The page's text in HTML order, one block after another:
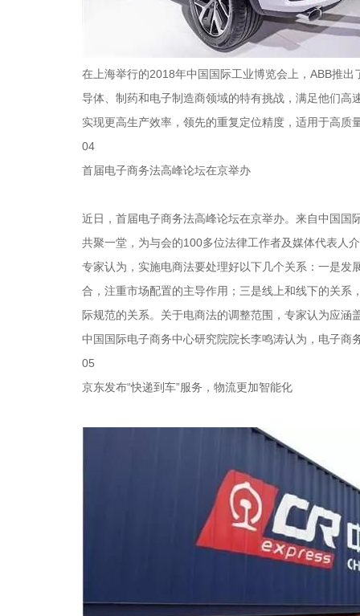
在上海举行的2018年中国国际工业博览会上，ABB推
导体、制药和电子制造商领域的特有挑战，满足他们
实现更高生产效率，领先的重复定位精度，适用于高质
04
首届电子商务法高峰论坛在京举办
近日，首届电子商务法高峰论坛在京举办。来自中国
共聚一堂，为与会的100多位法律工作者及媒体代表人
专家认为，实施电商法要处理好以下几个关系：一是
合，注重市场配置的主导作用；三是线上和线下的关
际规范的关系。关于电商法的调整范围，专家认为应涵
中国国际电子商务中心研究院院长李鸣涛认为，电子
05
京东发布“快递到车”服务，物流更加智能化